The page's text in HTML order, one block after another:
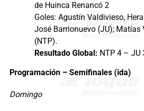
de Huinca Renancó 2
Goles: Agustín Valdivieso,
José Barrionuevo (JU); Matías
(NTP).
Resultado Global: NTP 4 – JU
Programación – Semifinales (ida)
Domingo